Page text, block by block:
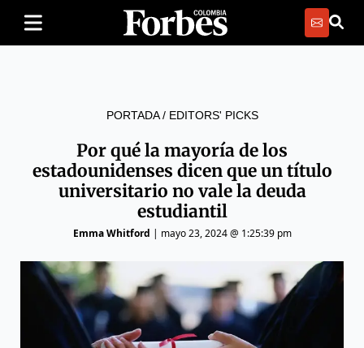
PORTADA/ EDITORS' PICKS
Por qué la mayoría de los
estadounidenses dicen que un título
universitario no vale la deuda
estudiantil
Emma Whitford | mayo 23, 2024 @ 1:25:39 pm